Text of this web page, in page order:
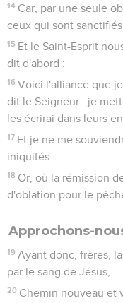
14 Car, par une seule
ceux qui sont sanctifiés.
15 Et le Saint-Esprit
dit d'abord :
16 Voici l'alliance que
dit le Seigneur : je
les écrirai dans leurs
17 Et je ne me
iniquités.
18 Or, où la rémission
d'oblation pour le
Approchons-
19 Ayant donc, frères,
par le sang de Jésus,
20 Chemin nouveau et